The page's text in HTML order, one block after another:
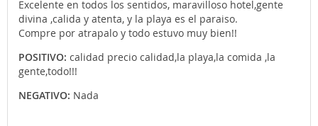
Excelente en todos los sentidos, maravilloso hotel,gente
divina ,calida y atenta, y la playa es el paraiso.
Compre por atrapalo y todo estuvo muy bien!!
POSITIVO: calidad precio calidad,la playa,la comida ,la
gente,todo!!!
NEGATIVO: Nada